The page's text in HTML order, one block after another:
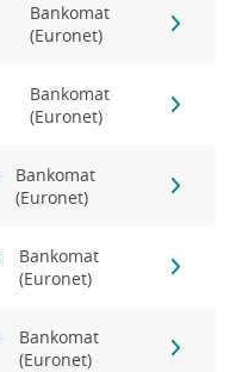
Bankomat
(Euronet)
Bankomat
(Euronet)
Bankomat
(Euronet)
Bankomat
(Euronet)
Bankomat
(Euronet)